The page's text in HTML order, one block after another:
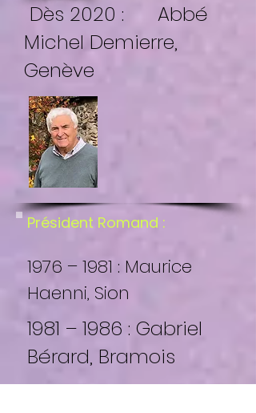
Dès 2020 : Abbé
Michel Demierre,
Genève
Président Romand :
1976 – 1981 : Maurice
Haenni, Sion
1981 – 1986 : Gabriel
Bérard, Bramois